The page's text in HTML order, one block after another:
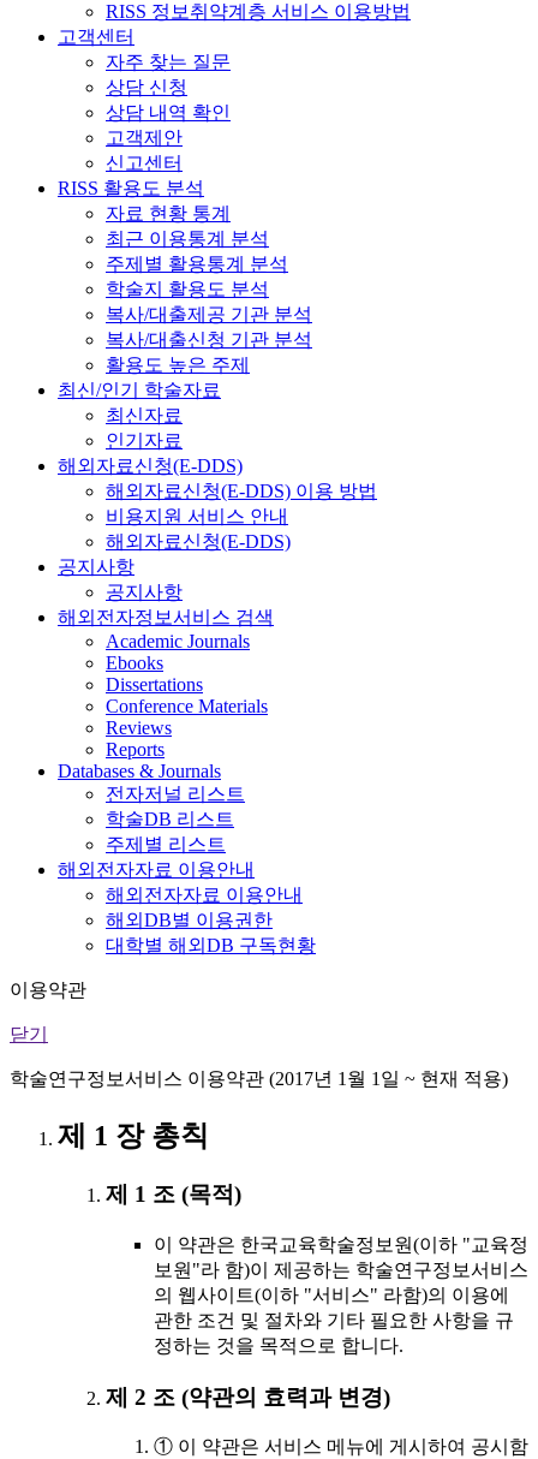
RISS 정보취약계층 서비스 이용방법
고객센터
자주 찾는 질문
상담 신청
상담 내역 확인
고객제안
신고센터
RISS 활용도 분석
자료 현황 통계
최근 이용통계 분석
주제별 활용통계 분석
학술지 활용도 분석
복사/대출제공 기관 분석
복사/대출신청 기관 분석
활용도 높은 주제
최신/인기 학술자료
최신자료
인기자료
해외자료신청(E-DDS)
해외자료신청(E-DDS) 이용 방법
비용지원 서비스 안내
해외자료신청(E-DDS)
공지사항
공지사항
해외전자정보서비스 검색
Academic Journals
Ebooks
Dissertations
Conference Materials
Reviews
Reports
Databases & Journals
전자저널 리스트
학술DB 리스트
주제별 리스트
해외전자자료 이용안내
해외전자자료 이용안내
해외DB별 이용권한
대학별 해외DB 구독현황
이용약관
닫기
학술연구정보서비스 이용약관 (2017년 1월 1일 ~ 현재 적용)
제 1 장 총칙
제 1 조 (목적)
이 약관은 한국교육학술정보원(이하 "교육정
보원"라 함)이 제공하는 학술연구정보서비스
의 웹사이트(이하 "서비스" 라함)의 이용에
관한 조건 및 절차와 기타 필요한 사항을 규
정하는 것을 목적으로 합니다.
제 2 조 (약관의 효력과 변경)
① 이 약관은 서비스 메뉴에 게시하여 공시함